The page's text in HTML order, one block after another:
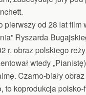
pierwszy od 28 lat
Ryszarda
r. obraz polskiego
wtedy
Czarno-biały
to koprodukcja polsko-